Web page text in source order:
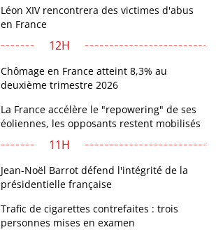
Léon XIV rencontrera des victimes d'abus
en France
12H
Chômage en France atteint 8,3% au
deuxième trimestre 2026
La France accélère le "repowering" de ses
éoliennes, les opposants restent mobilisés
11H
Jean-Noël Barrot défend l'intégrité de la
présidentielle française
Trafic de cigarettes contrefaites : trois
personnes mises en examen